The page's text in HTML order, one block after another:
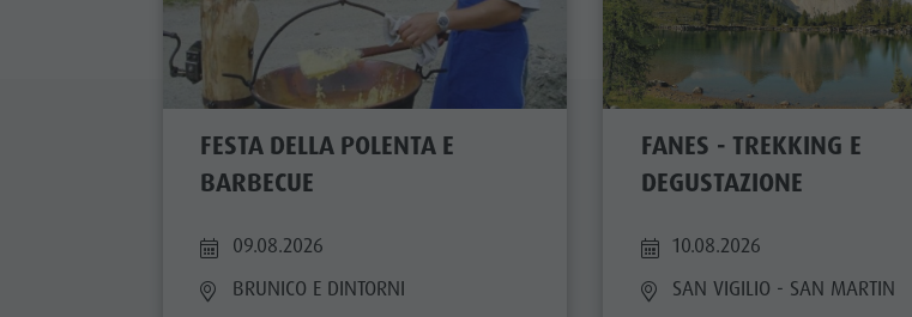
FESTA DELLA POLENTA E
BARBECUE
09.08.2026
BRUNICO E DINTORNI
FANES - TREKKING E
DEGUSTAZIONE
10.08.2026
SAN VIGILIO - SAN MARTIN